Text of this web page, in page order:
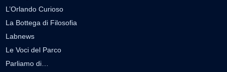
L’Orlando Curioso
La Bottega di Filosofia
Labnews
Le Voci del Parco
Parliamo di…